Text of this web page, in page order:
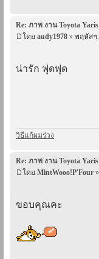
Re: ภาพ งาน Toyota
โดย audy1978 » พฤหัสฯ.
น่ารัก ฟุดฟุด
วิธีแก้ผมร่วง
Re: ภาพ งาน Toyota
โดย MintWooo!P'Four
ขอบคุณคะ